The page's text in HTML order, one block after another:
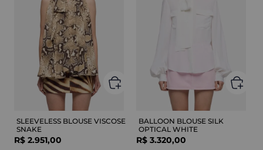
SLEEVELESS BLOUSE VISCOSE
SNAKE
R$ 2.951,00
BALLOON BLOUSE SILK
OPTICAL WHITE
R$ 3.320,00